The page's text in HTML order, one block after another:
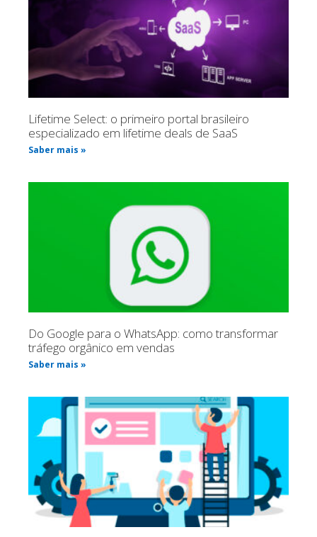
Lifetime Select: o primeiro portal brasileiro
especializado em lifetime deals de SaaS
Saber mais »
Do Google para o WhatsApp: como transformar
tráfego orgânico em vendas
Saber mais »